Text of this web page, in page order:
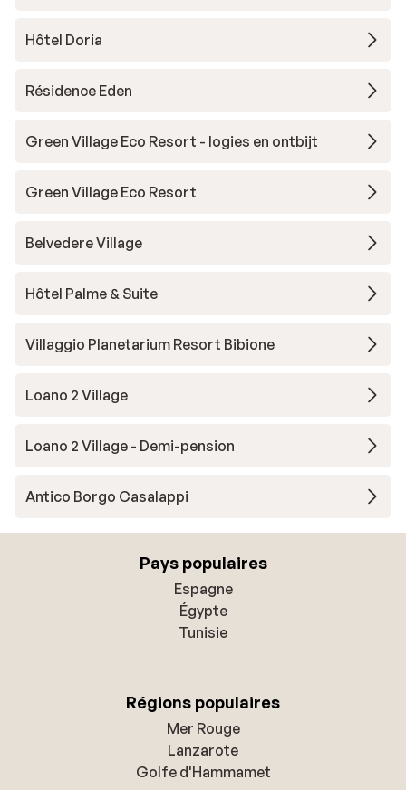
Hôtel Doria
Résidence Eden
Green Village Eco Resort - logies en ontbijt
Green Village Eco Resort
Belvedere Village
Hôtel Palme & Suite
Villaggio Planetarium Resort Bibione
Loano 2 Village
Loano 2 Village - Demi-pension
Antico Borgo Casalappi
Pays populaires
Espagne
Égypte
Tunisie
Régions populaires
Mer Rouge
Lanzarote
Golfe d'Hammamet